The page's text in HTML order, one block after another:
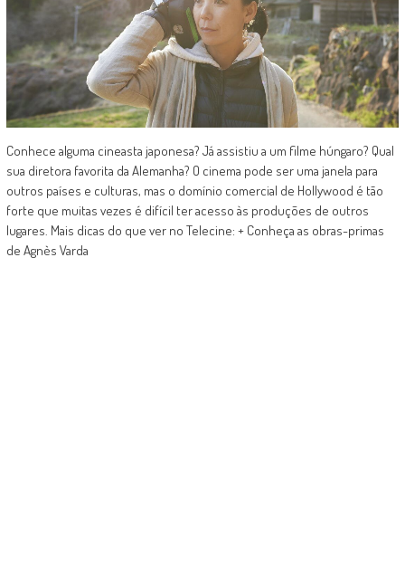
Conhece alguma cineasta japonesa? Já assistiu a um filme húngaro? Qual
sua diretora favorita da Alemanha? O cinema pode ser uma janela para
outros países e culturas, mas o domínio comercial de Hollywood é tão
forte que muitas vezes é difícil ter acesso às produções de outros
lugares. Mais dicas do que ver no Telecine: + Conheça as obras-primas
de Agnès Varda